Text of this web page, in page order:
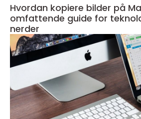
Hvordan kopiere bilder på
omfattende guide for
nerder